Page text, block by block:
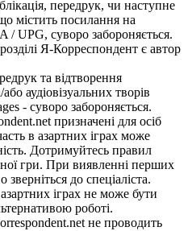
передрук, чи наступне
містить посилання на
/ UPG, суворо забороняється.
Я-Корреспондент є автор
та відтворення
аудіовізуальних творів
- суворо забороняється.
призначені для осіб
в азартних іграх може
Дотримуйтесь правил
гри. При виявленні перших
до спеціаліста.
іграх не може бути
роботі.
не проводить